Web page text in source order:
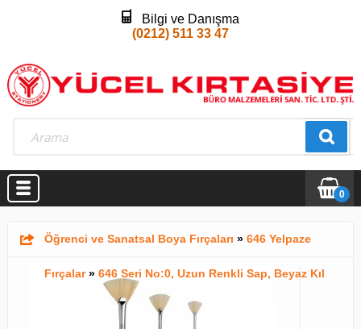
Bilgi ve Danışma
(0212) 511 33 47
0
Öğrenci ve Sanatsal Boya Fırçaları » 646 Yelpaze
Fırçalar» 646 Seri No:0, Uzun Renkli Sap, Beyaz Kıl